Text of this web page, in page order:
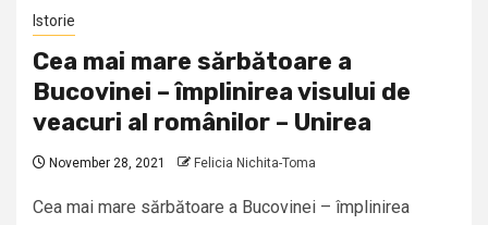
Istorie
Cea mai mare sărbătoare a
Bucovinei – împlinirea visului de
veacuri al românilor – Unirea
November 28, 2021 Felicia Nichita-Toma
Cea mai mare sărbătoare a Bucovinei – împlinirea